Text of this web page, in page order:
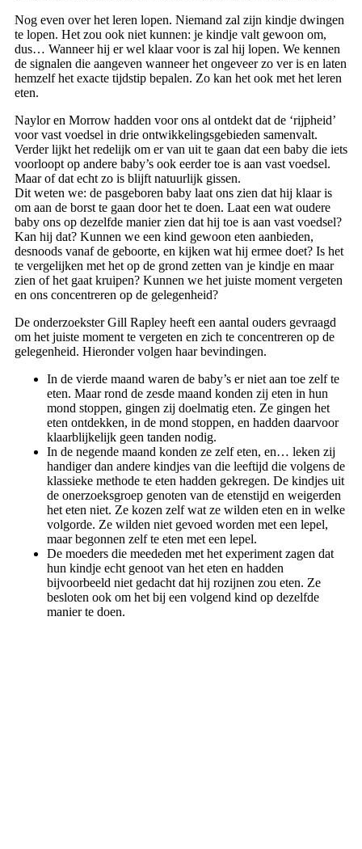
Nog even over het leren lopen. Niemand zal zijn kindje dwingen
te lopen. Het zou ook niet kunnen: je kindje valt gewoon om,
dus… Wanneer hij er wel klaar voor is zal hij lopen. We kennen
de signalen die aangeven wanneer het ongeveer zo ver is en laten
hemzelf het exacte tijdstip bepalen. Zo kan het ook met het leren
eten.
Naylor en Morrow hadden voor ons al ontdekt dat de ‘rijpheid’
voor vast voedsel in drie ontwikkelingsgebieden samenvalt.
Verder lijkt het redelijk om er van uit te gaan dat een baby die iets
voorloopt op andere baby’s ook eerder toe is aan vast voedsel.
Maar of dat echt zo is blijft natuurlijk gissen.
Dit weten we: de pasgeboren baby laat ons zien dat hij klaar is
om aan de borst te gaan door het te doen. Laat een wat oudere
baby ons op dezelfde manier zien dat hij toe is aan vast voedsel?
Kan hij dat? Kunnen we een kind gewoon eten aanbieden,
desnoods vanaf de geboorte, en kijken wat hij ermee doet? Is het
te vergelijken met het op de grond zetten van je kindje en maar
zien of het gaat kruipen? Kunnen we het juiste moment vergeten
en ons concentreren op de gelegenheid?
De onderzoekster Gill Rapley heeft een aantal ouders gevraagd
om het juiste moment te vergeten en zich te concentreren op de
gelegenheid. Hieronder volgen haar bevindingen.
In de vierde maand waren de baby’s er niet aan toe zelf te
eten. Maar rond de zesde maand konden zij eten in hun
mond stoppen, gingen zij doelmatig eten. Ze gingen het
eten ontdekken, in de mond stoppen, en hadden daarvoor
klaarblijkelijk geen tanden nodig.
In de negende maand konden ze zelf eten, en… leken zij
handiger dan andere kindjes van die leeftijd die volgens de
klassieke methode te eten hadden gekregen. De kindjes uit
de onerzoeksgroep genoten van de etenstijd en weigerden
het eten niet. Ze kozen zelf wat ze wilden eten en in welke
volgorde. Ze wilden niet gevoed worden met een lepel,
maar begonnen zelf te eten met een lepel.
De moeders die meededen met het experiment zagen dat
hun kindje echt genoot van het eten en hadden
bijvoorbeeld niet gedacht dat hij rozijnen zou eten. Ze
besloten ook om het bij een volgend kind op dezelfde
manier te doen.